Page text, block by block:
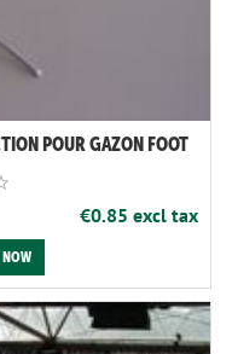
POUR GAZON FOOT
€0.85 excl tax